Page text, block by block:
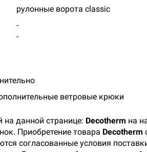
рулонные ворота classic
-
-
ветровые крюки
на данной странице: Decotherm на
Приобретение товара Decotherm
согласованные условия